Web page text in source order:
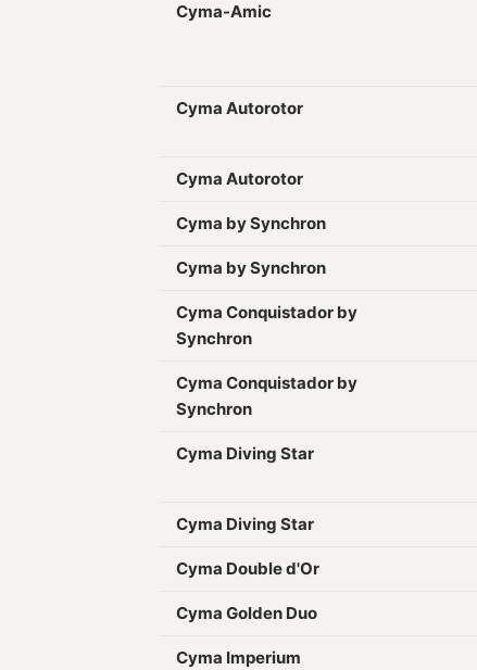
Cyma-Amic
Cyma Autorotor
Cyma Autorotor
Cyma by Synchron
Cyma by Synchron
Cyma Conquistador by
Synchron
Cyma Conquistador by
Synchron
Cyma Diving Star
Cyma Diving Star
Cyma Double d'Or
Cyma Golden Duo
Cyma Imperium